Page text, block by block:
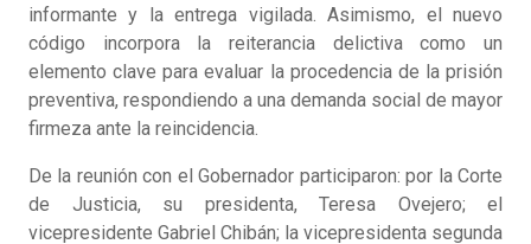
informante y la entrega vigilada. Asimismo, el nuevo
código incorpora la reiterancia delictiva como un
elemento clave para evaluar la procedencia de la prisión
preventiva, respondiendo a una demanda social de mayor
firmeza ante la reincidencia.
De la reunión con el Gobernador participaron: por la Corte
de Justicia, su presidenta, Teresa Ovejero; el
vicepresidente Gabriel Chibán; la vicepresidenta segunda